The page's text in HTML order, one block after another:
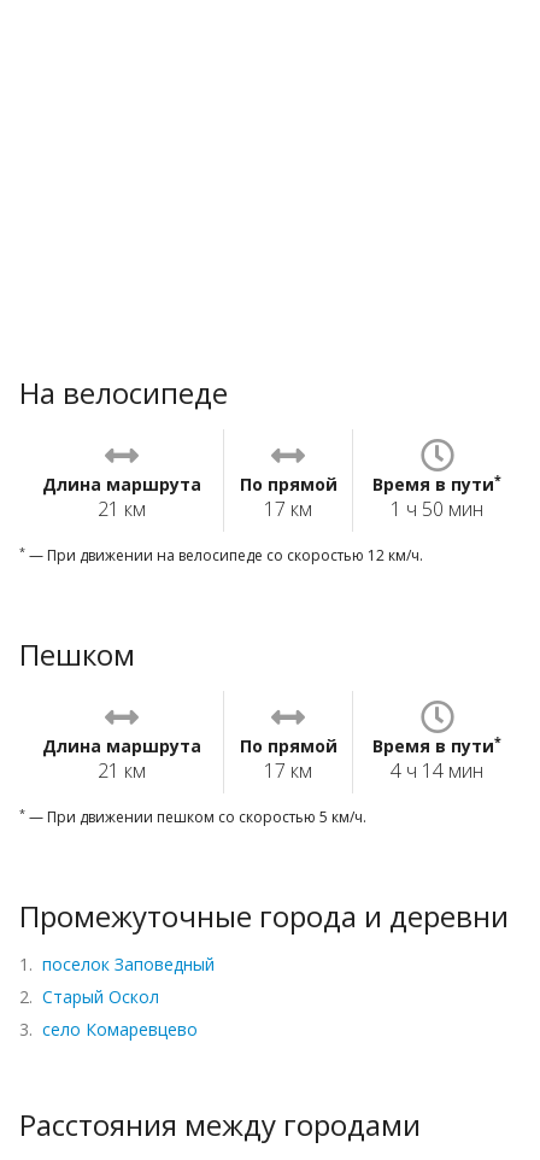
На велосипеде
Длина маршрута
21 км
По прямой
17 км
Время в пути*
1 ч 50 мин
* — При движении на велосипеде со скоростью 12 км/ч.
Пешком
Длина маршрута
21 км
По прямой
17 км
Время в пути*
4 ч 14 мин
* — При движении пешком со скоростью 5 км/ч.
Промежуточные города и деревни
1. поселок Заповедный
2. Старый Оскол
3. село Комаревцево
Расстояния между городами